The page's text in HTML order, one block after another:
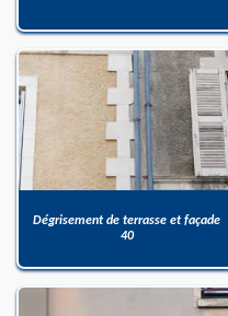
Dégrisement de terrasse et façade
40